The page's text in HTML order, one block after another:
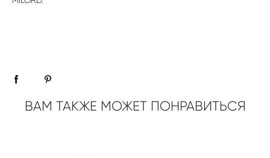
ВАМ ТАКЖЕ МОЖЕТ ПОНРАВИТЬСЯ